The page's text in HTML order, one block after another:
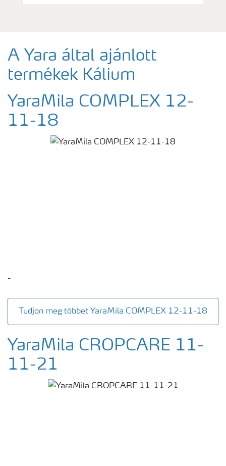
A Yara által ajánlott
termékek Kálium
YaraMila COMPLEX 12-
11-18
-
Tudjon meg többet YaraMila COMPLEX 12-11-18
YaraMila CROPCARE 11-
11-21